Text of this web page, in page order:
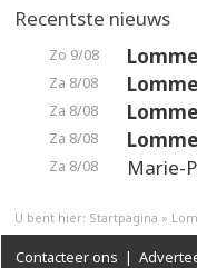
Recentste nieuws
Zo 9/08
Za 8/08
Za 8/08
Za 8/08
Za 8/08 Marie-
U bent hier: Startpagina »
Contacteer ons |